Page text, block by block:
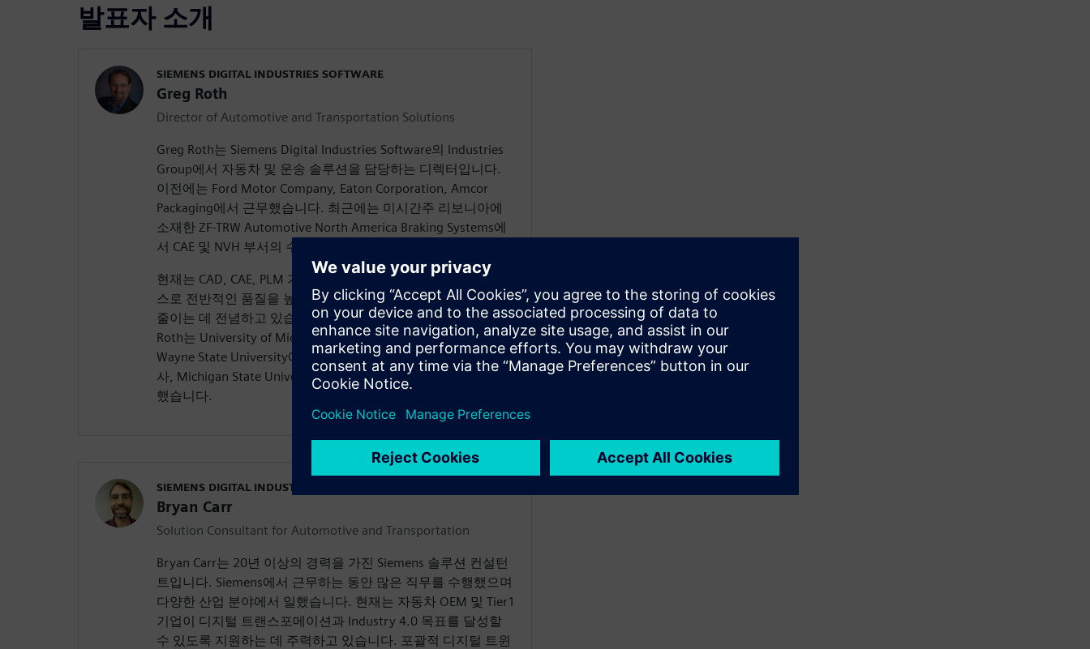
발표자 소개
SIEMENS DIGITAL INDUSTRIES SOFTWARE
Greg Roth
Director of Automotive and Transportation Solutions
Greg Roth는 Siemens Digital Industries Software의 Industries
Group에서 자동차 및 운송 솔루션을 담당하는 디렉터입니다.
이전에는 Ford Motor Company, Eaton Corporation, Amcor
Packaging에서 근무했습니다. 최근에는 미시간주 리보니아에
소재한 ZF-TRW Automotive North America Braking Systems에
서 CAE 및 NVH 부서의 수석 엔지니어를 담당했습니다.
현재는 CAD, CAE, PLM 기술과 글로벌 기업 수준의 기업 프로세
스로 전반적인 품질을 높이면서 제품 개발 비용과 시간을 대폭
줄이는 데 전념하고 있습니다.
Roth는 University of Michigan에서 메카니컬 엔지니어링 석사,
Wayne State University에서 전자 및 컴퓨터 제어 엔지니어링 석
사, Michigan State University에서 기계 공학 학사 학위를 취득
했습니다.
SIEMENS DIGITAL INDUSTRIES SOFTWARE
Bryan Carr
Solution Consultant for Automotive and Transportation
Bryan Carr는 20년 이상의 경력을 가진 Siemens 솔루션 컨설턴
트입니다. Siemens에서 근무하는 동안 많은 직무를 수행했으며
다양한 산업 분야에서 일했습니다. 현재는 자동차 OEM 및 Tier1
기업이 디지털 트랜스포메이션과 Industry 4.0 목표를 달성할
수 있도록 지원하는 데 주력하고 있습니다. 포괄적 디지털 트윈